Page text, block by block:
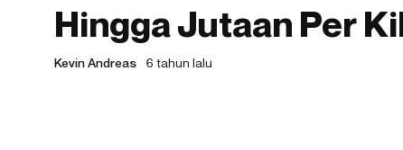
Hingga Jutaan Per
Kevin Andreas 6 tahun lalu